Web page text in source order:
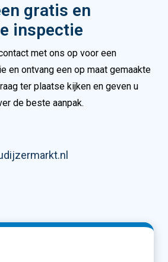
gratis en
inspectie
met ons op voor een
en ontvang een op maat gemaakte
ter plaatse kijken en geven u
de beste aanpak.